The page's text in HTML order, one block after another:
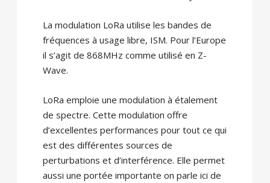
La modulation LoRa utilise les bandes de
fréquences à usage libre, ISM. Pour l’Europe
il s’agit de 868MHz comme utilisé en Z-
Wave.
LoRa emploie une modulation à étalement
de spectre. Cette modulation offre
d’excellentes performances pour tout ce qui
est des différentes sources de
perturbations et d’interférence. Elle permet
aussi une portée importante on parle ici de